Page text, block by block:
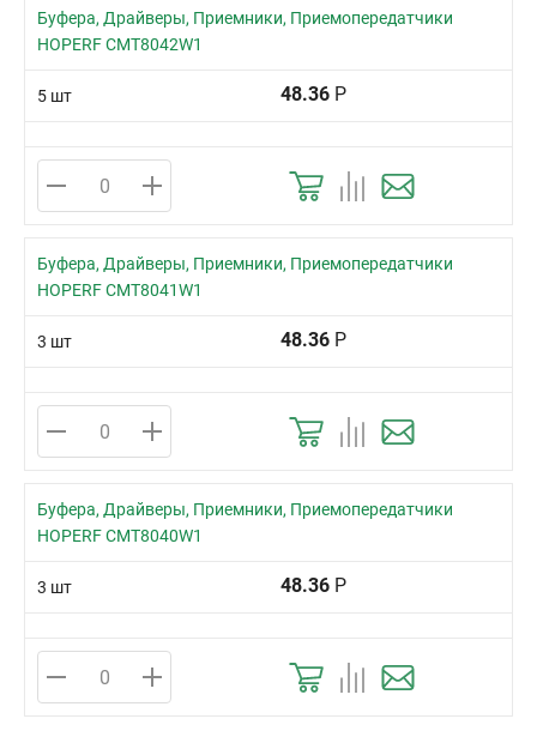
Буфера, Драйверы, Приемники, Приемопередатчики
HOPERF CMT8042W1
5 шт 48.36 Р
Буфера, Драйверы, Приемники, Приемопередатчики
HOPERF CMT8041W1
3 шт 48.36 Р
Буфера, Драйверы, Приемники, Приемопередатчики
HOPERF CMT8040W1
3 шт 48.36 Р